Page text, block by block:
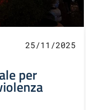
25/11/2025
per